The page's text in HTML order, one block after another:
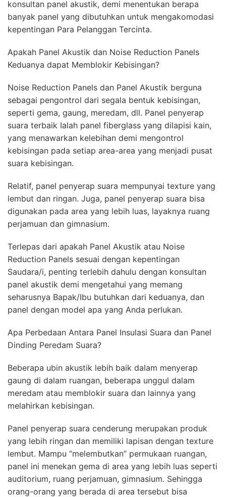
konsultan panel akustik, demi menentukan berapa
banyak panel yang dibutuhkan untuk mengakomodasi
kepentingan Para Pelanggan Tercinta.
Apakah Panel Akustik dan Noise Reduction Panels
Keduanya dapat Memblokir Kebisingan?
Noise Reduction Panels dan Panel Akustik berguna
sebagai pengontrol dari segala bentuk kebisingan,
seperti gema, gaung, meredam, dll. Panel penyerap
suara terbaik Ialah panel fiberglass yang dilapisi kain,
yang menawarkan kelebihan demi mengontrol
kebisingan pada setiap area-area yang menjadi pusat
suara kebisingan.
Relatif, panel penyerap suara mempunyai texture yang
lembut dan ringan. Juga, panel penyerap suara bisa
digunakan pada area yang lebih luas, layaknya ruang
perjamuan dan gimnasium.
Terlepas dari apakah Panel Akustik atau Noise
Reduction Panels sesuai dengan kepentingan
Saudara/i, penting terlebih dahulu dengan konsultan
panel akustik demi mengetahui yang memang
seharusnya Bapak/Ibu butuhkan dari keduanya, dan
panel dengan model apa yang Anda perlukan.
Apa Perbedaan Antara Panel Insulasi Suara dan Panel
Dinding Peredam Suara?
Beberapa ubin akustik lebih baik dalam menyerap
gaung di dalam ruangan, beberapa unggul dalam
meredam atau memblokir suara dan lainnya yang
melahirkan kebisingan.
Panel penyerap suara cenderung merupakan produk
yang lebih ringan dan memiliki lapisan dengan texture
lembut. Mampu “melembutkan” permukaan ruangan,
panel ini menekan gema di area yang lebih luas seperti
auditorium, ruang perjamuan, gimnasium. Sehingga
orang-orang yang berada di area tersebut bisa